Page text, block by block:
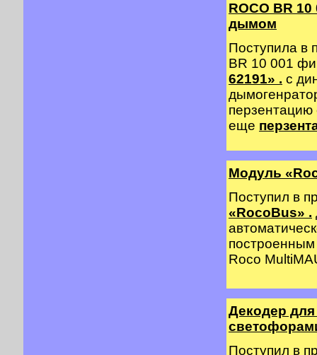
ROCO BR
дымом
Поступила в
BR 10 001
62191» . с
еще
Модуль
Поступил в
«RocoBus» .
Roco
Декодер
Поступил в